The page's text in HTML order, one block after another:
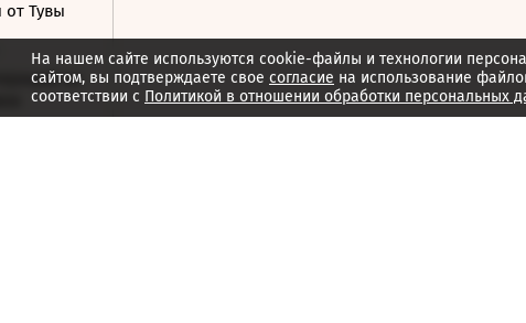
Тувы
на
17,5 трлн
На нашем сайте используются cookie-файлы и технологии
сайтом, вы подтверждаете свое согласие на использование
соответствии с Политикой в отношении обработки персональных